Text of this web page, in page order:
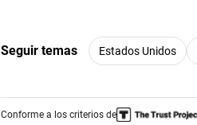
Seguir temas Estados Unidos
Conforme a los criterios de